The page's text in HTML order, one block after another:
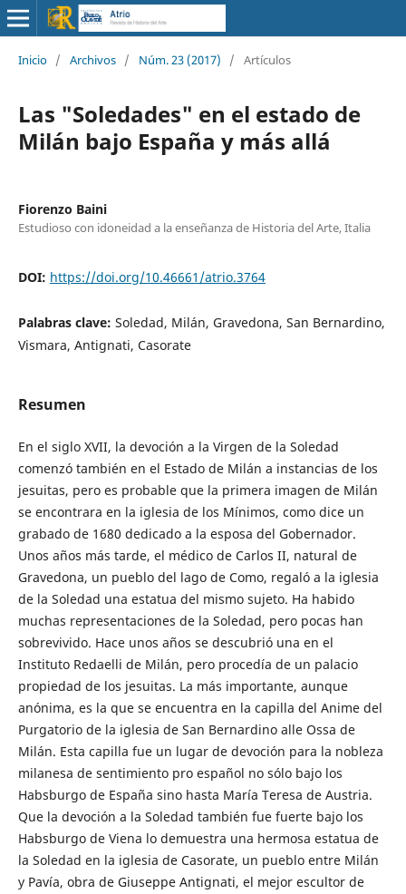
Inicio / Archivos / Núm. 23 (2017) / Artículos
Las "Soledades" en el estado de
Milán bajo España y más allá
Fiorenzo Baini
Estudioso con idoneidad a la enseñanza de Historia del Arte, Italia
DOI: https://doi.org/10.46661/atrio.3764
Palabras clave: Soledad, Milán, Gravedona, San Bernardino,
Vismara, Antignati, Casorate
Resumen
En el siglo XVII, la devoción a la Virgen de la Soledad
comenzó también en el Estado de Milán a instancias de los
jesuitas, pero es probable que la primera imagen de Milán
se encontrara en la iglesia de los Mínimos, como dice un
grabado de 1680 dedicado a la esposa del Gobernador.
Unos años más tarde, el médico de Carlos II, natural de
Gravedona, un pueblo del lago de Como, regaló a la iglesia
de la Soledad una estatua del mismo sujeto. Ha habido
muchas representaciones de la Soledad, pero pocas han
sobrevivido. Hace unos años se descubrió una en el
Instituto Redaelli de Milán, pero procedía de un palacio
propiedad de los jesuitas. La más importante, aunque
anónima, es la que se encuentra en la capilla del Anime del
Purgatorio de la iglesia de San Bernardino alle Ossa de
Milán. Esta capilla fue un lugar de devoción para la nobleza
milanesa de sentimiento pro español no sólo bajo los
Habsburgo de España sino hasta María Teresa de Austria.
Que la devoción a la Soledad también fue fuerte bajo los
Habsburgo de Viena lo demuestra una hermosa estatua de
la Soledad en la iglesia de Casorate, un pueblo entre Milán
y Pavía, obra de Giuseppe Antignati, el mejor escultor de